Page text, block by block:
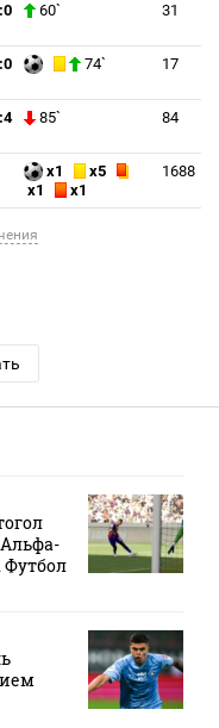
60` 31
74` 17
85` 84
x1
x5
x1
x1
1688
Футбол